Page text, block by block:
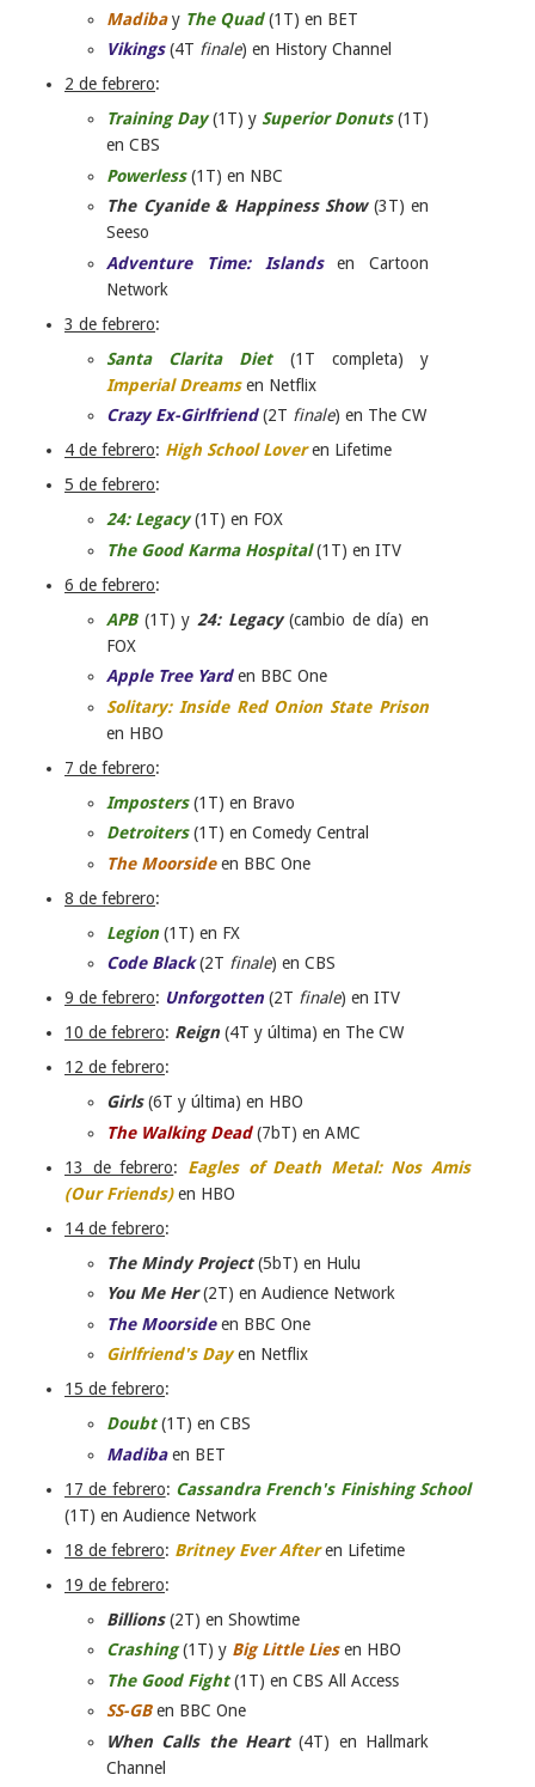
Madibay The Quad(1T) en BET
Vikings(4T finale) en History Channel
2 de febrero:
Training Day(1T) y Superior Donuts(1T)
en CBS
Powerless(1T) en NBC
The Cyanide & Happiness Show(3T) en
Seeso
Adventure Time: Islandsen Cartoon
Network
3 de febrero:
Santa Clarita Diet(1T completa) y
Imperial Dreamsen Netflix
Crazy Ex-Girlfriend(2T finale) en The CW
4 de febrero: High School Loveren Lifetime
5 de febrero:
24: Legacy(1T) en FOX
The Good Karma Hospital(1T) en ITV
6 de febrero:
APB(1T) y 24: Legacy(cambio de día) en
FOX
Apple Tree Yarden BBC One
Solitary: Inside Red Onion State Prison
en HBO
7 de febrero:
Imposters(1T) en Bravo
Detroiters(1T) en Comedy Central
The Moorsideen BBC One
8 de febrero:
Legion (1T) en FX
Code Black(2T finale) en CBS
9 de febrero: Unforgotten (2T finale) en ITV
10 de febrero: Reign (4T y última) en The CW
12 de febrero:
Girls(6T y última) en HBO
The Walking Dead(7bT) en AMC
13 de febrero: Eagles of Death Metal: Nos Amis
(Our Friends)en HBO
14 de febrero:
The Mindy Project(5bT) en Hulu
You Me Her(2T) en Audience Network
The Moorsideen BBC One
Girlfriend's Dayen Netflix
15 de febrero:
Doubt(1T) en CBS
Madibaen BET
17 de febrero: Cassandra French's Finishing School
(1T) en Audience Network
18 de febrero: Britney Ever Afteren Lifetime
19 de febrero:
Billions(2T) en Showtime
Crashing(1T) y Big Little Liesen HBO
The Good Fight(1T) en CBS All Access
SS-GBen BBC One
When Calls the Heart(4T) en Hallmark
Channel